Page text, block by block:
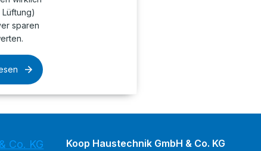
sparen
Co. KG
Koop Haustechnik GmbH & Co. KG